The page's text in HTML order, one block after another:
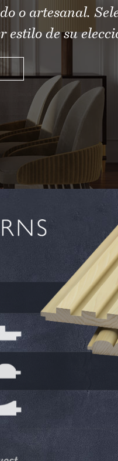
o artesanal.
estilo de su